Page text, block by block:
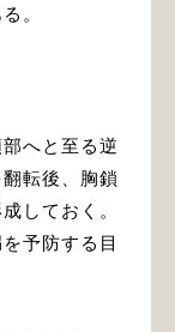
。
へと至る逆
転後、胸鎖
しておく。
予防する目